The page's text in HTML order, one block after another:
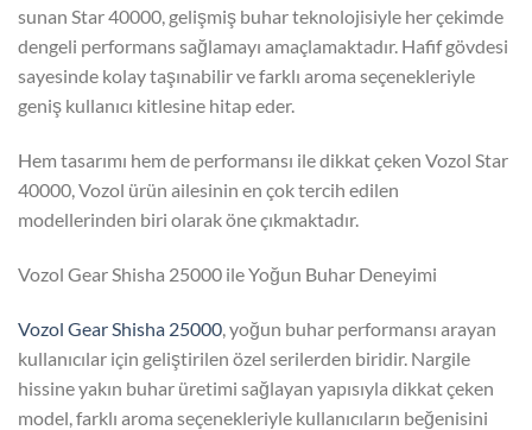
sunan Star 40000, gelişmiş buhar teknolojisiyle her çekimde
dengeli performans sağlamayı amaçlamaktadır. Hafif gövdesi
sayesinde kolay taşınabilir ve farklı aroma seçenekleriyle
geniş kullanıcı kitlesine hitap eder.
Hem tasarımı hem de performansı ile dikkat çeken Vozol Star
40000, Vozol ürün ailesinin en çok tercih edilen
modellerinden biri olarak öne çıkmaktadır.
Vozol Gear Shisha 25000 ile Yoğun Buhar Deneyimi
Vozol Gear Shisha 25000 , yoğun buhar performansı arayan
kullanıcılar için geliştirilen özel serilerden biridir. Nargile
hissine yakın buhar üretimi sağlayan yapısıyla dikkat çeken
model, farklı aroma seçenekleriyle kullanıcıların beğenisini